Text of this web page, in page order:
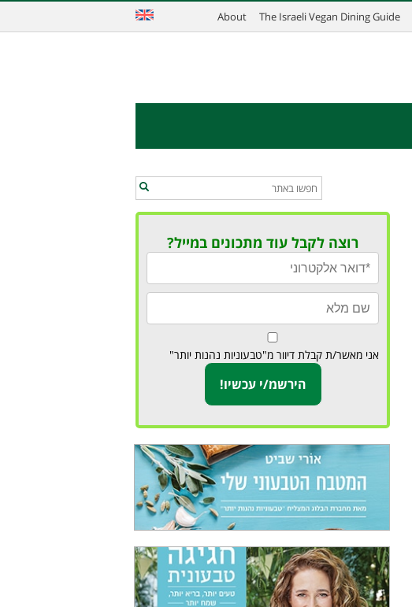
The Israeli Vegan Dining Guide
About
רוצה לקבל עוד מתכונים במייל?
אני מאשר/ת קבלת דיוור מ"טבעוניות נהנות יותר"